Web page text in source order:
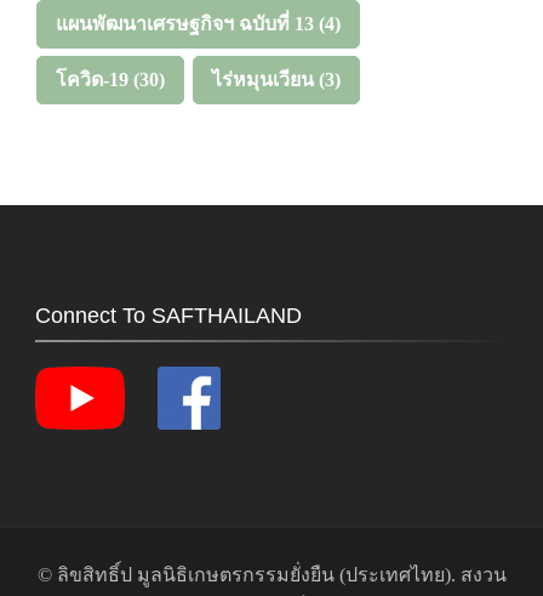
แผนพัฒนาเศรษฐกิจฯ ฉบับที่ 13 (4)
โควิด-19 (30) ไร่หมุนเวียน (3)
Connect To SAFTHAILAND
© ลิขสิทธิ์ป มูลนิธิเกษตรกรรมยั่งยืน (ประเทศไทย). สงวน